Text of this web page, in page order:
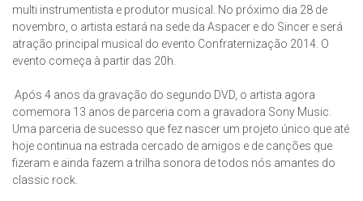
multi instrumentista e produtor musical. No próximo dia 28 de
novembro, o artista estará na sede da Aspacer e do Sincer e será
atração principal musical do evento Confraternização 2014. O
evento começa à partir das 20h.
Após 4 anos da gravação do segundo DVD, o artista agora
comemora 13 anos de parceria com a gravadora Sony Music.
Uma parceria de sucesso que fez nascer um projeto único que até
hoje continua na estrada cercado de amigos e de canções que
fizeram e ainda fazem a trilha sonora de todos nós amantes do
classic rock.